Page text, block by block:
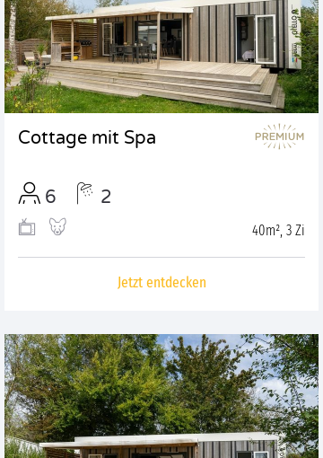
Cottage mit Spa
6 2
40m², 3 Zi
Jetzt entdecken